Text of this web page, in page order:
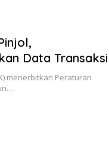
Data Transaksi
menerbitkan Peraturan